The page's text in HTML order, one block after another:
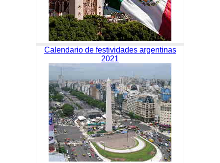
Calendario de festividades argentinas
2021